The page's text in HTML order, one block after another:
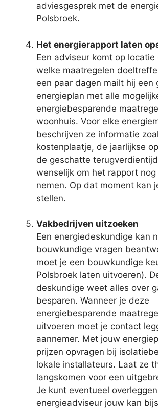
adviesgesprek met de
Polsbroek.
Het energierapport laten
Een adviseur komt op
welke maatregelen
een paar dagen mailt hij een
energieplan met alle
energiebesparende
woonhuis. Voor elke
beschrijven ze informatie
kostenplaatje, de jaarlijkse
de geschatte
wenselijk om het rapport
nemen. Op dat moment kan
stellen.
Vakbedrijven uitzoeken
Een energiedeskundige kan
bouwkundige vragen
moet je een bouwkundige
Polsbroek laten uitvoeren).
deskundige weet alles over
besparen. Wanneer je deze
energiebesparende
uitvoeren moet je contact
aannemer. Met jouw
prijzen opvragen bij
lokale installateurs. Laat ze
langskomen voor een
Je kunt eventueel
energieadviseur jouw kan